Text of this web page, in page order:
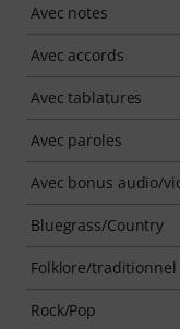
Avec notes
Avec accords
Avec tablatures
Avec paroles
Avec bonus audio/
Bluegrass/Country
Folklore/traditionnel
Rock/Pop